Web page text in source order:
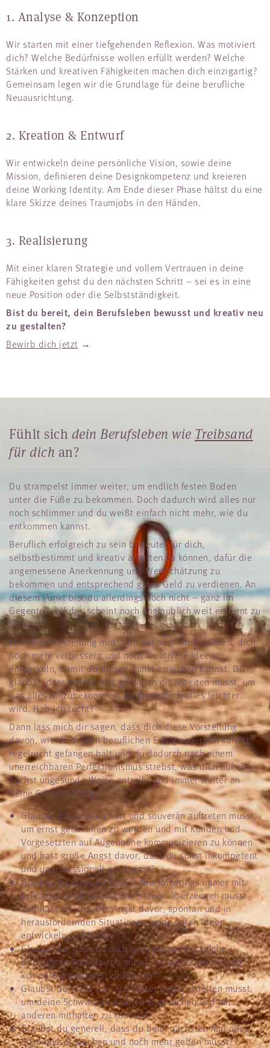
1. Analyse & Konzeption
Wir starten mit einer tiefgehenden Reflexion. Was motiviert
dich? Welche Bedürfnisse wollen erfüllt werden? Welche
Stärken und kreativen Fähigkeiten machen dich einzigartig?
Gemeinsam legen wir die Grundlage für deine berufliche
Neuausrichtung.
2. Kreation & Entwurf
Wir entwickeln deine persönliche Vision, sowie deine
Mission, definieren deine Designkompetenz und kreieren
deine Working Identity. Am Ende dieser Phase hältst du eine
klare Skizze deines Traumjobs in den Händen.
3. Realisierung
Mit einer klaren Strategie und vollem Vertrauen in deine
Fähigkeiten gehst du den nächsten Schritt – sei es in eine
neue Position oder die Selbstständigkeit.
Bist du bereit, dein Berufsleben bewusst und kreativ neu
zu gestalten?
Bewirb dich jetzt →
Fühlt sich dein Berufsleben wie Treibsand
für dich an?
Du strampelst immer weiter, um endlich festen Boden
unter die Füße zu bekommen. Doch dadurch wird alles nur
noch schlimmer und du weißt einfach nicht mehr, wie du
entkommen kannst.
Beruflich erfolgreich zu sein bedeutet für dich,
selbstbestimmt und kreativ arbeiten zu können, dafür die
angemessene Anerkennung und Wertschätzung zu
bekommen und entsprechend gutes Geld zu verdienen. An
diesem Punkt bist du allerdings noch nicht – ganz im
Gegenteil: all das scheint noch unglaublich weit entfernt zu
sein.
In deiner Vorstellung musst du nur noch mehr leisten, dich
noch mehr verbessern und noch kreativere Ideen
entwickeln, damit du diesen Punkt erreichen kannst. Du
glaubst, dass du nur hart genug an dir arbeiten musst, um
das alles hinzubekommen, damit endlich alles leichter
wird. Hab ich recht?
Dann lass mich dir sagen, dass dich diese Vorstellung
davon, wie du deinen beruflichen Erfolg erreichen kannst,
regelrecht gefangen hält und du dadurch nach einem
unerreichbaren Perfektionismus strebst, was dich auf eine
höchst ungesunde Weise antreibt und immer weiter an
deine Grenzen bringt.
Glaubst du, dass du hart und souverän auftreten musst,
um ernst genommen zu werden und mit Kunden und
Vorgesetzten auf Augenhöhe kommunizieren zu können
und hast große Angst davor, dass du sonst inkompetent
und unprofessionell erscheinst?
Glaubst du, dass du in (Kunden-)Meetings immer mit
brillanten (und kostenlosen) Ideen überzeugen musst
und hast gleichzeitig Angst davor, spontan und in
herausfordernden Situationen keine guten Ideen
entwickeln zu können?
Glaubst du, dass du dich noch besser auf solche
Situationen vorbereiten musst, um professionell und
kompetent auftreten zu können?
Glaubst du, dass du noch härter daran arbeiten musst,
um deine Schwächen endlich ausgleichen und mit
anderen mithalten zu können?
Glaubst du generell, dass du beim nächsten Mal alles
noch besser machen und noch mehr geben musst?